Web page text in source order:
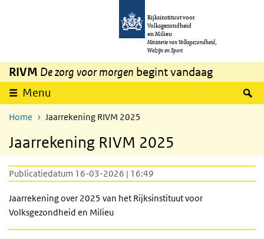
Overslaan en naar de inhoud gaan
Rijksinstituut voor
Volksgezondheid
en Milieu
Ministerie van Volksgezondheid,
Welzijn en Sport
RIVM De zorg voor morgen begint vandaag
Menu
Home Jaarrekening RIVM 2025
Jaarrekening RIVM 2025
Publicatiedatum 16-03-2026 | 16:49
Jaarrekening over 2025 van het Rijksinstituut voor
Volksgezondheid en Milieu